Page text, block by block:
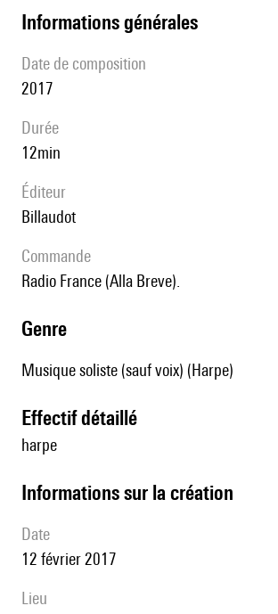
informations générales
date de composition
2017
durée
12min
éditeur
Billaudot
Commande
Radio France (Alla Breve).
genre
Musique soliste (sauf voix) (Harpe)
effectif détaillé
harpe
informations sur la création
date
12 février 2017
lieu